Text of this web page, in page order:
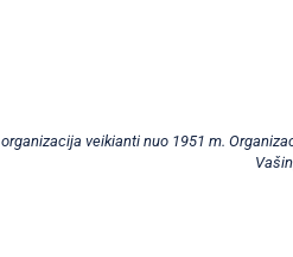
veikianti nuo 1951 m.